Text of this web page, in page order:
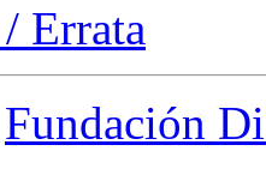
Errata
Fundación